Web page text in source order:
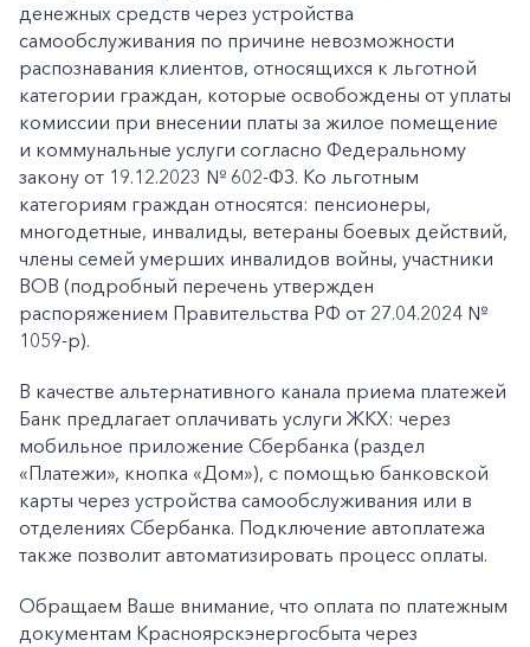
денежных средств через устройства
самообслуживания по причине невозможности
распознавания клиентов, относящихся к льготной
категории граждан, которые освобождены от уплаты
комиссии при внесении платы за жилое помещение
и коммунальные услуги согласно Федеральному
закону от 19.12.2023 № 602-ФЗ. Ко льготным
категориям граждан относятся: пенсионеры,
многодетные, инвалиды, ветераны боевых действий,
члены семей умерших инвалидов войны, участники
ВОВ (подробный перечень утвержден
распоряжением Правительства РФ от 27.04.2024 №
1059-р).
В качестве альтернативного канала приема платежей
Банк предлагает оплачивать услуги ЖКХ: через
мобильное приложение Сбербанка (раздел
«Платежи», кнопка «Дом»), с помощью банковской
карты через устройства самообслуживания или в
отделениях Сбербанка. Подключение автоплатежа
также позволит автоматизировать процесс оплаты.
Обращаем Ваше внимание, что оплата по платежным
документам Красноярскэнергосбыта через